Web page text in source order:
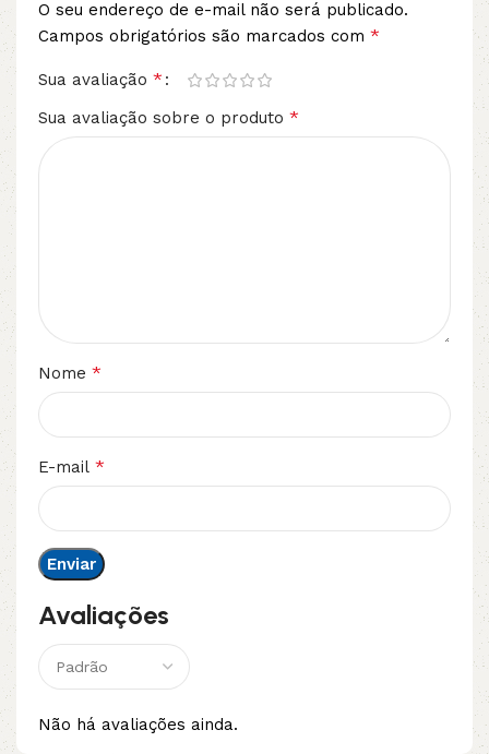
Avaliações
Não há avaliações ainda.
O seu endereço de e-mail não será publicado.
Campos obrigatórios são marcados com *
Sua avaliação *
Sua avaliação sobre o produto *
Nome *
E-mail *